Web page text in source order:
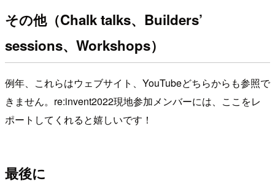
その他（Chalk talks、Builders’
sessions、Workshops）
例年、これらはウェブサイト、YouTubeどちらからも参照で
きません。re:invent2022現地参加メンバーには、ここをレ
ポートしてくれると嬉しいです！
最後に